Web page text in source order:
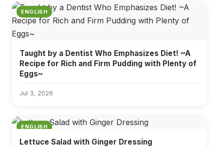
ENGLISH
Taught by a Dentist Who Emphasizes Diet! ~A
Recipe for Rich and Firm Pudding with Plenty of
Eggs~
Jul 3, 2026
ENGLISH
Lettuce Salad with Ginger Dressing